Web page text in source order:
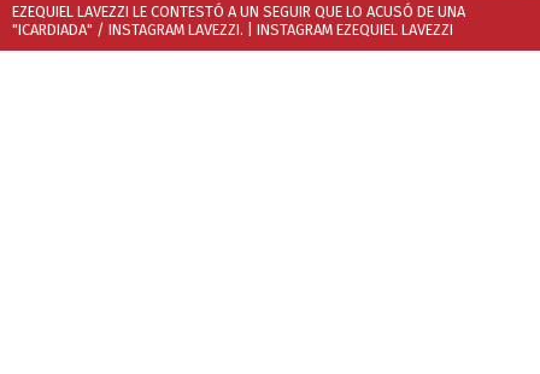
EZEQUIEL LAVEZZI LE CONTESTÓ A UN SEGUIR QUE LO ACUSÓ DE UNA
"ICARDIADA" / INSTAGRAM LAVEZZI. | INSTAGRAM EZEQUIEL LAVEZZI